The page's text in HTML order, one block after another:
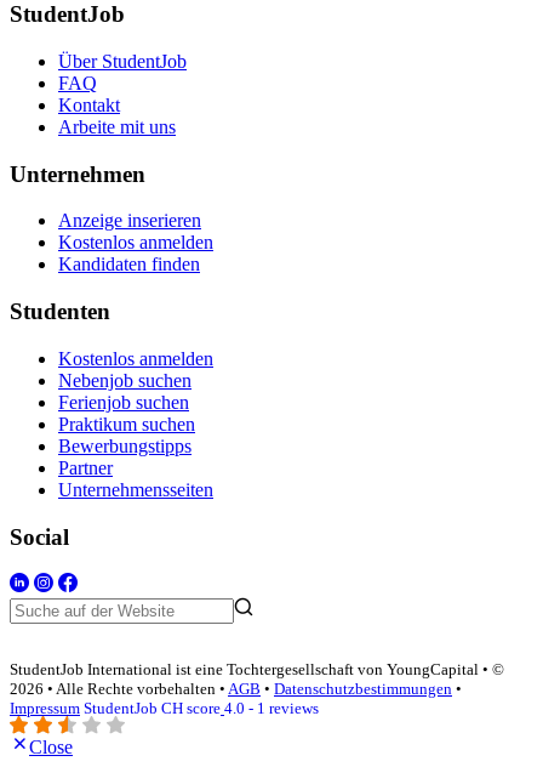
StudentJob
Über StudentJob
FAQ
Kontakt
Arbeite mit uns
Unternehmen
Anzeige inserieren
Kostenlos anmelden
Kandidaten finden
Studenten
Kostenlos anmelden
Nebenjob suchen
Ferienjob suchen
Praktikum suchen
Bewerbungstipps
Partner
Unternehmensseiten
Social
StudentJob International ist eine Tochtergesellschaft von YoungCapital • ©
2026 • Alle Rechte vorbehalten • AGB • Datenschutzbestimmungen •
Impressum StudentJob CH score 4.0 - 1 reviews
Close